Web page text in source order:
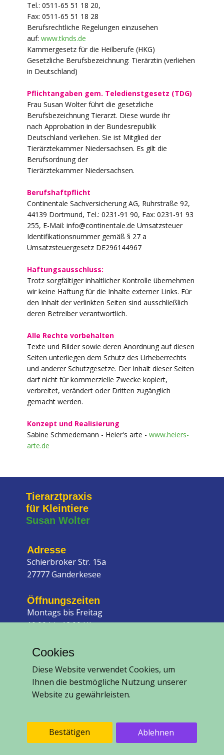
Tel.: 0511-65 51 18 20,
Fax: 0511-65 51 18 28
Berufsrechtliche Regelungen einzusehen
auf: www.tknds.de
Kammergesetz für die Heilberufe (HKG)
Gesetzliche Berufsbezeichnung: Tierärztin (verliehen
in Deutschland)
Pflichtangaben gem. Teledienstgesetz (TDG)
Frau Susan Wolter führt die gesetzliche
Berufsbezeichnung Tierarzt. Diese wurde ihr
nach Approbation in der Bundesrepublik
Deutschland verliehen. Sie ist Mitglied der
Tierärztekammer Niedersachsen. Es gilt die
Berufsordnung der
Tierärztekammer Niedersachsen.
Berufshaftpflicht
Continentale Sachversicherung AG, Ruhrstraße 92,
44139 Dortmund, Tel.: 0231-91 90, Fax: 0231-91 93
255, E-Mail: info@continentale.de Umsatzsteuer
Identifikationsnummer gemäß § 27 a
Umsatzsteuergesetz DE296144967
Haftungsausschluss:
Trotz sorgfältiger inhaltlicher Kontrolle übernehmen
wir keine Haftung für die Inhalte externer Links. Für
den Inhalt der verlinkten Seiten sind ausschließlich
deren Betreiber verantwortlich.
Alle Rechte vorbehalten
Texte und Bilder sowie deren Anordnung auf diesen
Seiten unterliegen dem Schutz des Urheberrechts
und anderer Schutzgesetze. Der Inhalt dieser Seiten
darf nicht für kommerzielle Zwecke kopiert,
verbreitet, verändert oder Dritten zugänglich
gemacht werden.
Konzept und Realisierung
Sabine Schmedemann - Heier's arte - www.heiers-
arte.de
Tierarztpraxis
für Kleintiere
Susan Wolter
Adresse
Schierbroker Str. 15a
27777 Ganderkesee
Kontakt
Fax: 04221 - 56 562
info@tieraerztin-wolter.de
Öffnungszeiten
Montags bis Freitag
10.00 bis 12.00 Uhr
Impressum
Datenschutz
Cookies
Diese Website verwendet Cookies, um
Ihnen die bestmögliche Nutzung unserer
Website zu gewährleisten.
Bestätigen Ablehnen